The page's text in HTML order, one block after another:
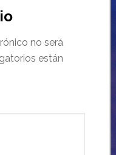
no será
están